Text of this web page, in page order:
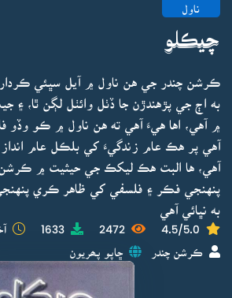
ناول
چيڪلو
ڪرشن چندر جي هن ناول ۾ آيل سڀئي ڪردار
به اڄ جي پڙهندڙن جا ڏٺل وائٺل لڳن ٿا، ۽
۾ آهي، اها هيءَ آهي ته هن ناول ۾ ڪو وڏو
آهي پر هڪ عام زندگيءَ کي بلڪل عام
آهي، ها البت هڪ ليکڪ جي حيثيت ۾
پنهنجي فڪر ۽ فلسفي کي ظاهر ڪري پنهنجي
به نڀائي آهي
4.5/5.0
2472
1633
ڇاپو پھريون